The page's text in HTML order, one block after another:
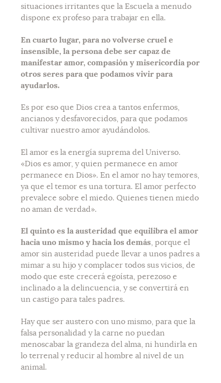
situaciones irritantes que la Escuela a menudo
dispone ex profeso para trabajar en ella.
En cuarto lugar, para no volverse cruel e
insensible, la persona debe ser capaz de
manifestar amor, compasión y misericordia por
otros seres para que podamos vivir para
ayudarlos.
Es por eso que Dios crea a tantos enfermos,
ancianos y desfavorecidos, para que podamos
cultivar nuestro amor ayudándolos.
El amor es la energía suprema del Universo.
«Dios es amor, y quien permanece en amor
permanece en Dios». En el amor no hay temores,
ya que el temor es una tortura. El amor perfecto
prevalece sobre el miedo. Quienes tienen miedo
no aman de verdad».
El quinto es la austeridad que equilibra el amor
hacia uno mismo y hacia los demás, porque el
amor sin austeridad puede llevar a unos padres a
mimar a su hijo y complacertodos sus vicios, de
modo que este crecerá egoísta, perezoso e
inclinado a la delincuencia, y se convertirá en
un castigo para tales padres.
Hay que ser austero con uno mismo, para que la
falsa personalidad y la carne no puedan
menoscabar la grandeza del alma, ni hundirla en
lo terrenal y reducir al hombre al nivel de un
animal.